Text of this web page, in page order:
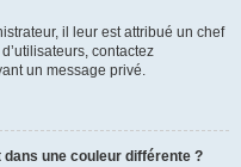
il leur est attribué un chef
contactez
un message privé.
une couleur différente ?